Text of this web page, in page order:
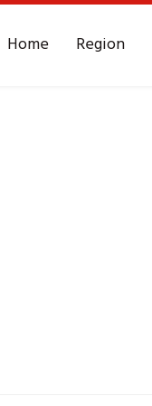
Home Region